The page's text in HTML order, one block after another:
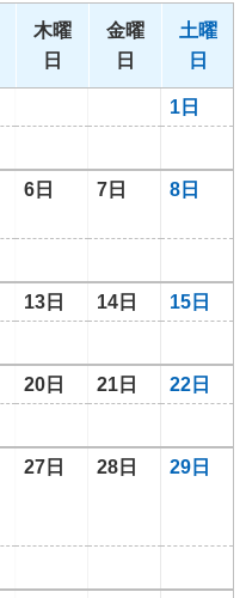
木曜
日
金曜
日
土曜
日
1日
6日 7日 8日
13日 14日 15日
20日 21日 22日
27日 28日 29日